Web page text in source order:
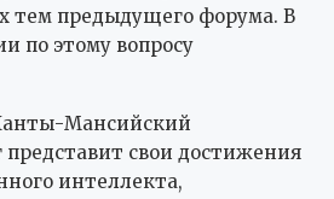
тем предыдущего форума. В
по этому вопросу
Мансийский
свои достижения
интеллекта,